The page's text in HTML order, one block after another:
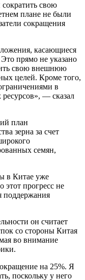
свою
плане не были
сокращения
касающиеся
прямо не указано
свою внешнюю
целей. Кроме того,
в
— сказал
план
зерна за счет
семян,
в Китае уже
прогресс не
поддержания
он считает
со стороны Китая
во внимание
на 25%. Я
поскольку у него